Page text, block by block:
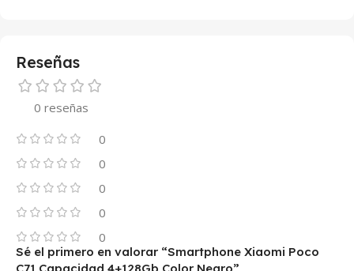
Reseñas
0 reseñas
0
0
0
0
0
Sé el primero en valorar “Smartphone Xiaomi Poco